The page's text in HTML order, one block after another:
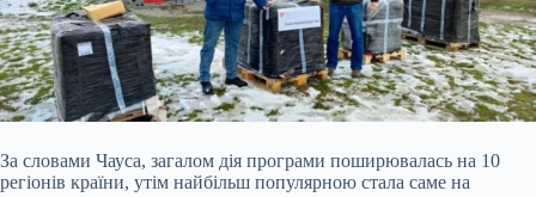
За словами Чауса, загалом дія програми поширювалась на 10
регіонів країни, утім найбільш популярною стала саме на